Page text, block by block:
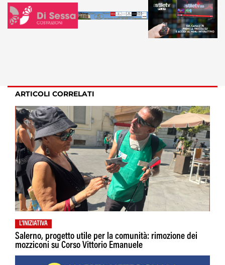
ARTICOLI CORRELATI
L'INIZIATIVA
Salerno, progetto utile per la comunità: rimozione dei
mozziconi su Corso Vittorio Emanuele